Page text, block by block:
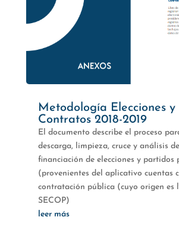
Metodología Elecciones y
Contratos 2018-2019
El documento describe el proceso
descarga, limpieza, cruce y análisis
financiación de elecciones y partidos
(provenientes del aplicativo cuentas
contratación pública (cuyo origen es
SECOP)
leer más